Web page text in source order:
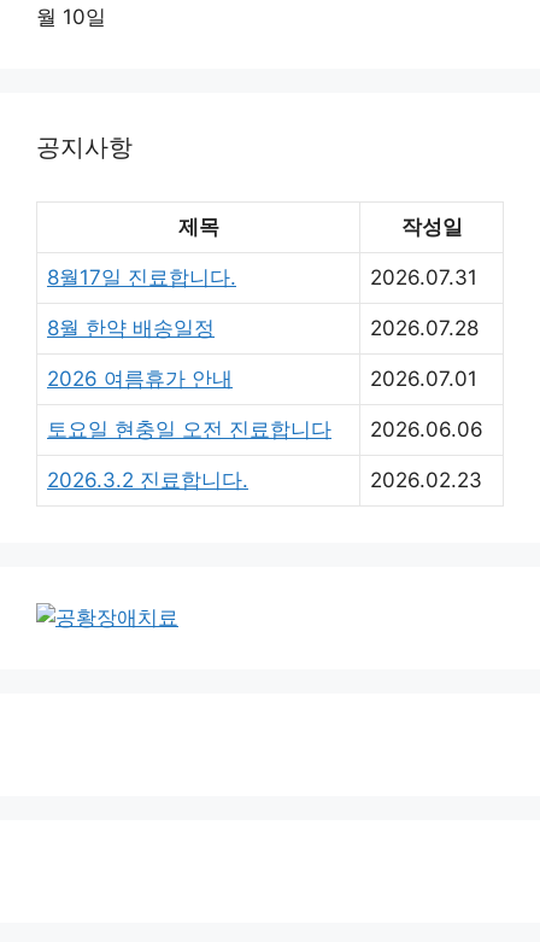
월 10일
공지사항
제목 작성일
8월17일 진료합니다. 2026.07.31
8월 한약 배송일정 2026.07.28
2026 여름휴가 안내 2026.07.01
토요일 현충일 오전 진료합니다 2026.06.06
2026.3.2 진료합니다. 2026.02.23